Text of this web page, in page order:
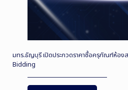
มทร.ธัญบุรี เปิดประกวดราคาซื้อครุภัณฑ์ห้อง
Bidding